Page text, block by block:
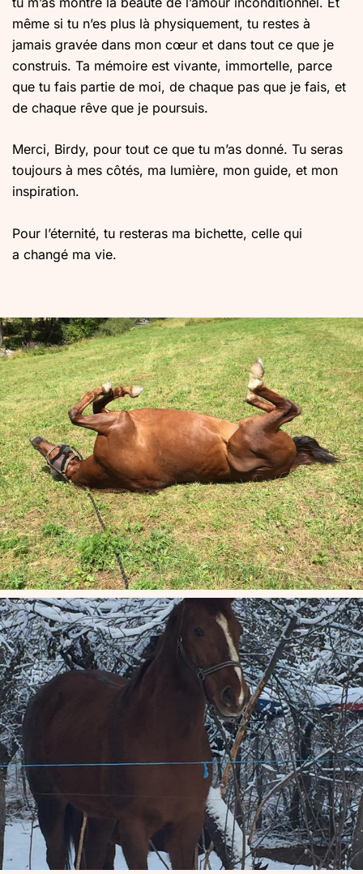
même si tu n’es plus là physiquement, tu restes à
jamais gravée dans mon cœur et dans tout ce que je
construis. Ta mémoire est vivante, immortelle, parce
que tu fais partie de moi, de chaque pas que je fais, et
de chaque rêve que je poursuis.
Merci, Birdy, pour tout ce que tu m’as donné. Tu seras
toujours à mes côtés, ma lumière, mon guide, et mon
inspiration.
Pour l’éternité, tu resteras ma bichette, celle qui
a changé ma vie.